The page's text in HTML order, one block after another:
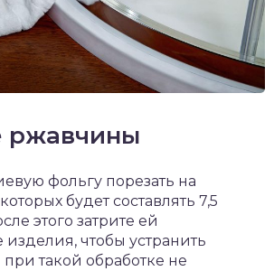
ржавчины
фольгу порезать на
будет составлять 7,5
этого затрите ей
чтобы устранить
такой обработке не